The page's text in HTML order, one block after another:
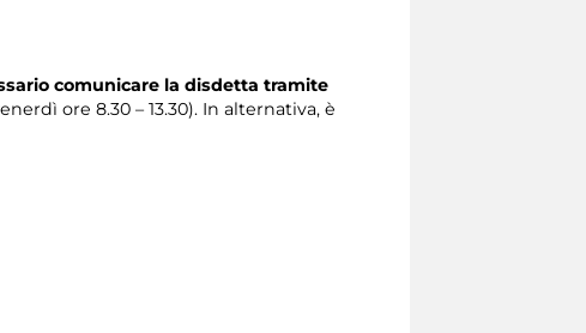
comunicare la disdetta tramite
ore 8.30 – 13.30). In alternativa, è